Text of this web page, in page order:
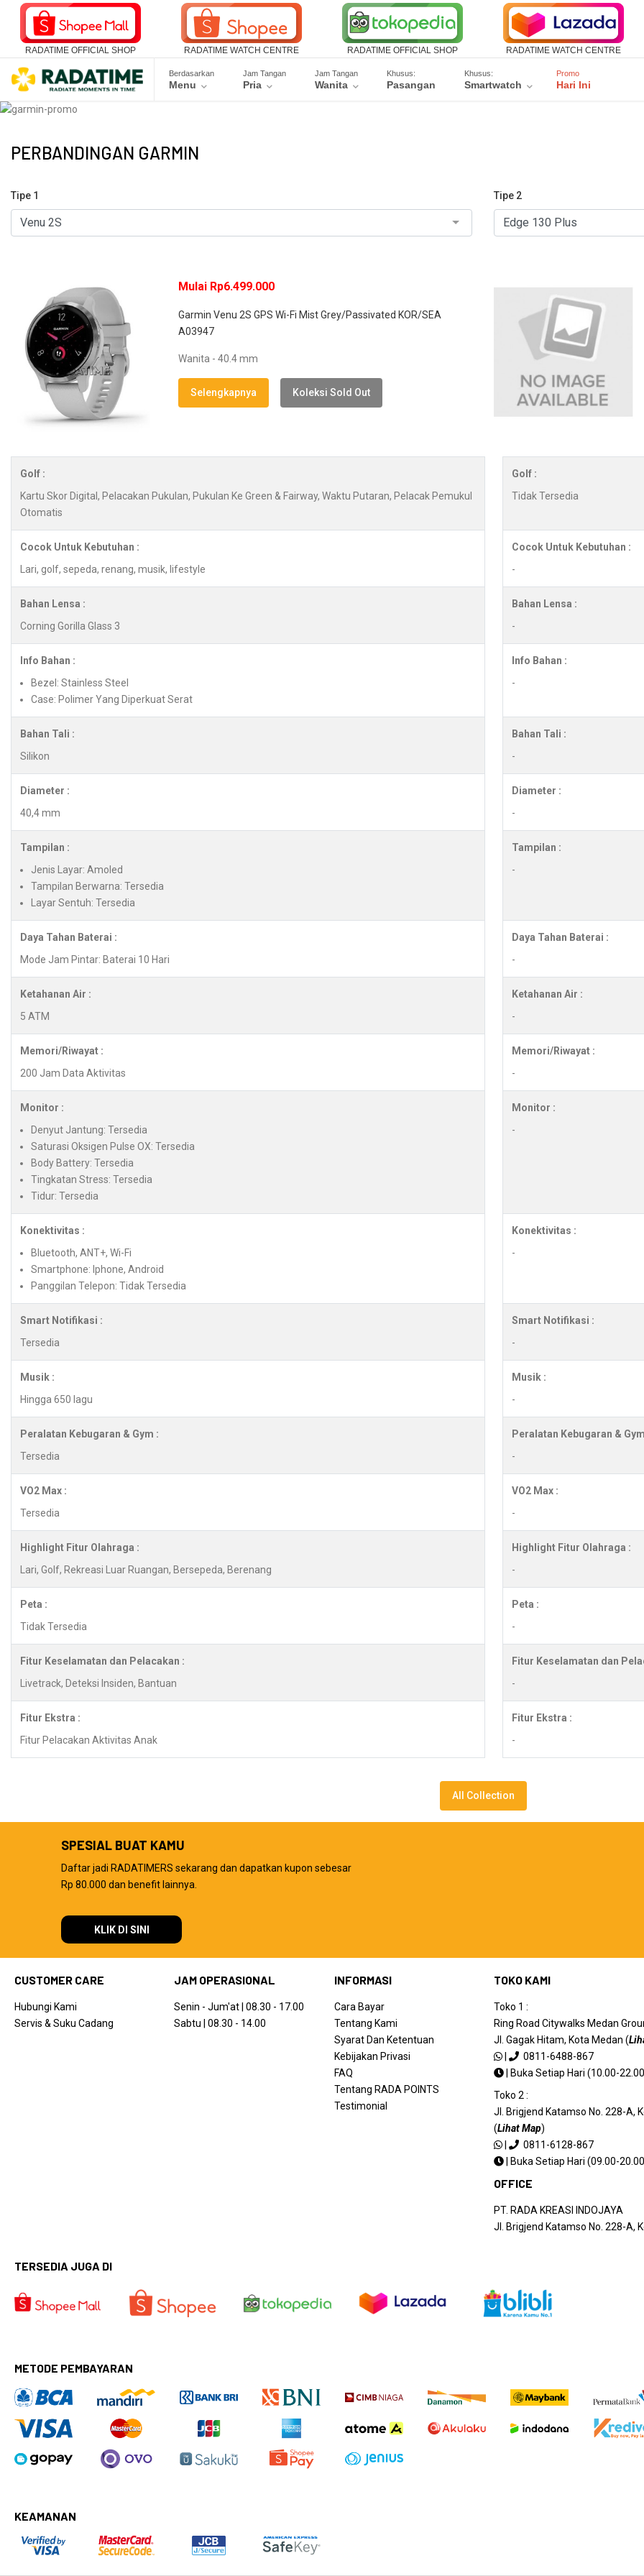
RADATIME OFFICIAL SHOP RADATIME WATCH CENTRE RADATIME OFFICIAL SHOP RADATIME WATCH CENTRE
Berdasarkan
Menu
Jam Tangan
Pria
Jam Tangan
Wanita
Khusus:
Pasangan
Khusus:
Smartwatch
Promo
Hari Ini
PERBANDINGAN GARMIN
Tipe 1 Tipe 2
Mulai Rp6.499.000
Garmin Venu 2S GPS Wi-Fi Mist Grey/Passivated KOR/SEA
A03947
Wanita - 40.4 mm
Selengkapnya Koleksi Sold Out
Golf :
Kartu Skor Digital, Pelacakan Pukulan, Pukulan Ke Green & Fairway, Waktu Putaran, Pelacak Pemukul
Otomatis
Golf :
Tidak Tersedia
Cocok Untuk Kebutuhan :
Lari, golf, sepeda, renang, musik, lifestyle
Cocok Untuk Kebutuhan :
-
Bahan Lensa :
Corning Gorilla Glass 3
Bahan Lensa :
-
Info Bahan :
Bezel: Stainless Steel
Case: Polimer Yang Diperkuat Serat
Info Bahan :
-
Bahan Tali :
Silikon
Bahan Tali :
-
Diameter :
40,4 mm
Diameter :
-
Tampilan :
Jenis Layar: Amoled
Tampilan Berwarna: Tersedia
Layar Sentuh: Tersedia
Tampilan :
-
Daya Tahan Baterai :
Mode Jam Pintar: Baterai 10 Hari
Daya Tahan Baterai :
-
Ketahanan Air :
5 ATM
Ketahanan Air :
-
Memori/Riwayat :
200 Jam Data Aktivitas
Memori/Riwayat :
-
Monitor :
Denyut Jantung: Tersedia
Saturasi Oksigen Pulse OX: Tersedia
Body Battery: Tersedia
Tingkatan Stress: Tersedia
Tidur: Tersedia
Monitor :
-
Konektivitas :
Bluetooth, ANT+, Wi-Fi
Smartphone: Iphone, Android
Panggilan Telepon: Tidak Tersedia
Konektivitas :
-
Smart Notifikasi :
Tersedia
Smart Notifikasi :
-
Musik :
Hingga 650 lagu
Musik :
-
Peralatan Kebugaran & Gym :
Tersedia
Peralatan Kebugaran &
-
VO2 Max :
Tersedia
VO2 Max :
-
Highlight Fitur Olahraga :
Lari, Golf, Rekreasi Luar Ruangan, Bersepeda, Berenang
Highlight Fitur Olahraga :
-
Peta :
Tidak Tersedia
Peta :
-
Fitur Keselamatan dan Pelacakan :
Livetrack, Deteksi Insiden, Bantuan
Fitur Keselamatan dan
-
Fitur Ekstra :
Fitur Pelacakan Aktivitas Anak
Fitur Ekstra :
-
All Collection
SPESIAL BUAT KAMU
Daftar jadi RADATIMERS sekarang dan dapatkan kupon sebesar
Rp 80.000 dan benefit lainnya.
KLIK DI SINI
CUSTOMER CARE
Hubungi Kami
Servis & Suku Cadang
JAM OPERASIONAL
Senin - Jum'at | 08.30 - 17.00
Sabtu | 08.30 - 14.00
INFORMASI
Cara Bayar
Tentang Kami
Syarat Dan Ketentuan
Kebijakan Privasi
FAQ
Tentang RADA POINTS
Testimonial
TOKO KAMI
Toko 1 :
Ring Road Citywalks Medan
Jl. Gagak Hitam, Kota Medan (
|
0811-6488-867
|
Buka Setiap Hari (10.00-
Toko 2 :
Jl. Brigjend Katamso No. 228-A,
(Lihat Map)
|
0811-6128-867
|
Buka Setiap Hari (09.00-
OFFICE
PT. RADA KREASI INDOJAYA
Jl. Brigjend Katamso No. 228-A,
TERSEDIA JUGA DI
METODE PEMBAYARAN
KEAMANAN